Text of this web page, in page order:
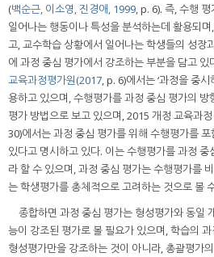
(백순근, 이소영, 진경애, 1999, p. 6). 즉, 수행
일어나는 행동이나 특성을 분석하는데 활용되
고, 교수학습 상황에서 일어나는 학생들의 성장
에 과정 중심 평가에서 강조하는 부분을 담고 있
교육과정평가원(2017, p. 6)에서는 ‘과정을 중
용하고 있으며, 수행평가를 과정 중심 평가의 방
평가 방법으로 보고 있으며, 2015 개정 교육과
30)에서는 과정 중심 평가를 위해 수행평가를
있다고 명시하고 있다. 이는 수행평가를 과정 중
라 할 수 있으며, 과정 중심 평가는 수행평가를
는 학생평가를 총체적으로 고려하는 것으로 볼
종합하면 과정 중심 평가는 형성평가와 동일
능이 강조된 평가로 볼 필요가 있으며, 학습의
형성평가만을 강조하는 것이 아니라, 총괄평가